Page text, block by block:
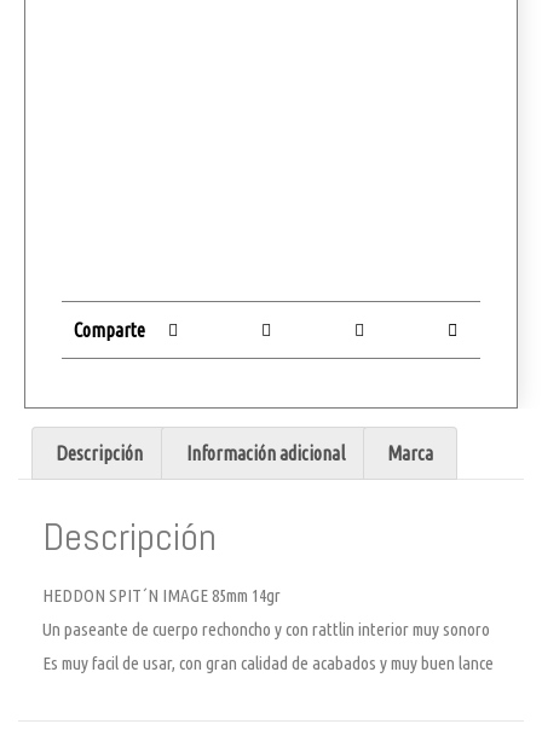
Comparte
Descripción Información adicional Marca
Descripción
HEDDON SPIT´N IMAGE 85mm 14gr
Un paseante de cuerpo rechoncho y con rattlin interior muy sonoro
Es muy facil de usar, con gran calidad de acabados y muy buen lance